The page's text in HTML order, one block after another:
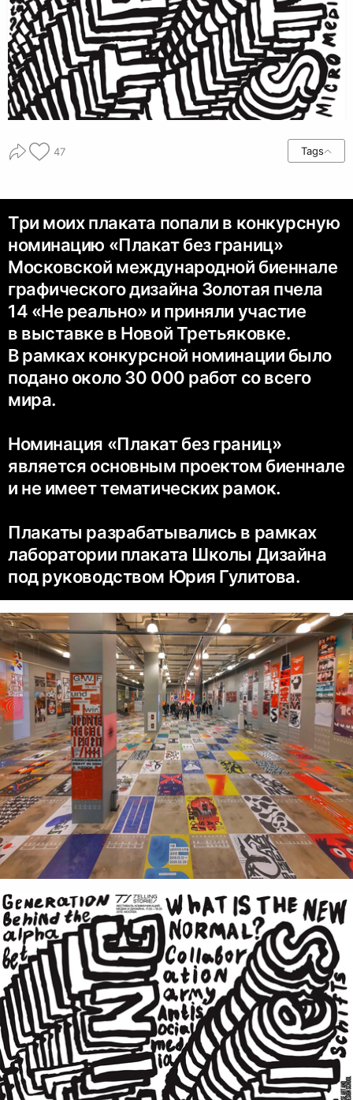
47 Tags
Три моих плаката попали в конкурсную
номинацию «Плакат без границ»
Московской международной биеннале
графического дизайна Золотая пчела
14 «Не реально» и приняли участие
в выставке в Новой Третьяковке.
В рамках конкурсной номинации было
подано около 30 000 работ со всего
мира.
Номинация «Плакат без границ»
является основным проектом биеннале
и не имеет тематических рамок.
Плакаты разрабатывались в рамках
лаборатории плаката Школы Дизайна
под руководством Юрия Гулитова.